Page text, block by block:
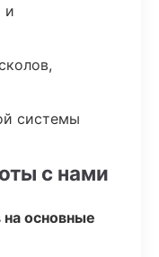
и
системы
с нами
основные